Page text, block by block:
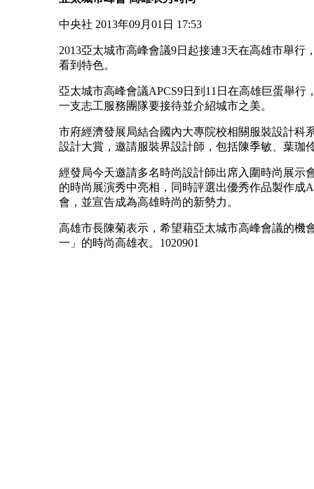
中央社 2013年09月01日 17:53
2013亞太城市高峰會議9日起接連3天在高雄市舉
看到特色。
亞太城市高峰會議APCS9日到11日在高雄巨蛋舉
一支志工服務團隊要接待並介紹城市之美。
市府經濟發展局結合國內大專院校相關服裝設計科
設計大賞，邀請服裝界設計師，包括陳季敏、葉珈
經發局今天邀請多名時尚設計師出席入圍時尚展示
的時尚展演秀中亮相，同時評選出優秀作品製作成
會，並宣告成為高雄時尚的新勢力。
高雄市長陳菊表示，希望藉亞太城市高峰會議的機
一」的時尚高雄衣。1020901